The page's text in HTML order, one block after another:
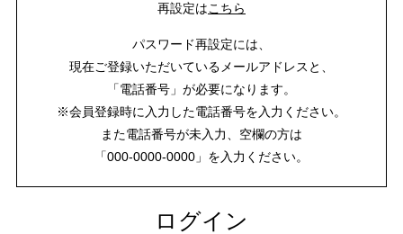
再設定はこちら
パスワード再設定には、
現在ご登録いただいているメールアドレスと、
「電話番号」が必要になります。
※会員登録時に入力した電話番号を入力ください。
また電話番号が未入力、空欄の方は
「000-0000-0000」を入力ください。
ログイン